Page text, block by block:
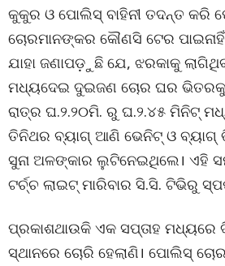
କୁକୁର ଓ ପୋଲିସ୍ ବାହିନୀ ତଦନ୍ତ କରି
ଚୋରମାନଙ୍କର କୌଣସି ଟେର
ଯାହା ଜଣାପଡ଼ୁଛି ଯେ, ଝରକାକୁ
ମଧ୍ୟଦେଇ ଦୁଇଜଣ ଚୋର ଘର
ରାତ୍ର ଘ.୨.୨୦ମି. ରୁ ଘ.୨.୪୫ ମିନିଟ୍
ତିନିଥର ବ୍ୟାଗ୍ ଆଣି ଭେନିଟ୍ ଓ ବ୍ୟାଗ୍
ସୁନା ଅଳଙ୍କାର ଲୁଟିନେଇଥିଲେ। ଏହି
ଟର୍ଚ୍ଚ ଲାଇଟ୍ ମାରିବାର ସି.ସି. ଟିଭିରୁ
ପ୍ରକାଶଥାଉକି ଏକ ସପ୍ତାହ ମଧ୍ୟରେ
ସ୍ଥାନରେ ଚୋରି ହେଲାଣି। ପୋଲିସ୍